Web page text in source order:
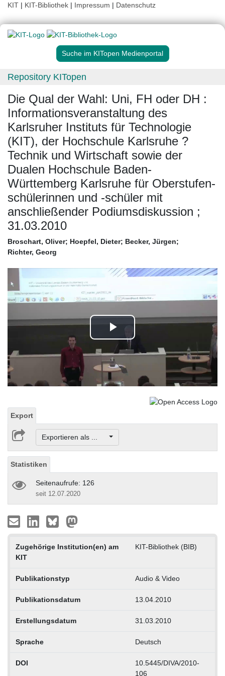
KIT | KIT-Bibliothek | Impressum | Datenschutz
Suche im KITopen Medienportal
Repository KITopen
Die Qual der Wahl: Uni, FH oder DH :
Informationsveranstaltung des
Karlsruher Instituts für Technologie
(KIT), der Hochschule Karlsruhe ?
Technik und Wirtschaft sowie der
Dualen Hochschule Baden-
Württemberg Karlsruhe für Oberstufen-
schülerinnen und -schüler mit
anschließender Podiumsdiskussion ;
31.03.2010
Broschart, Oliver; Hoepfel, Dieter; Becker, Jürgen;
Richter, Georg
Play
Video
Export
Exportieren als ...
Statistiken
Seitenaufrufe: 126
seit 12.07.2020
Zugehörige Institution(en) am
KIT
KIT-Bibliothek (BIB)
Publikationstyp Audio & Video
Publikationsdatum 13.04.2010
Erstellungsdatum 31.03.2010
Sprache Deutsch
DOI
10.5445/DIVA/2010-
106